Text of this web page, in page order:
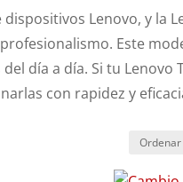
Lenovo, y la
Este
día a día. Si tu Lenovo
con rapidez y